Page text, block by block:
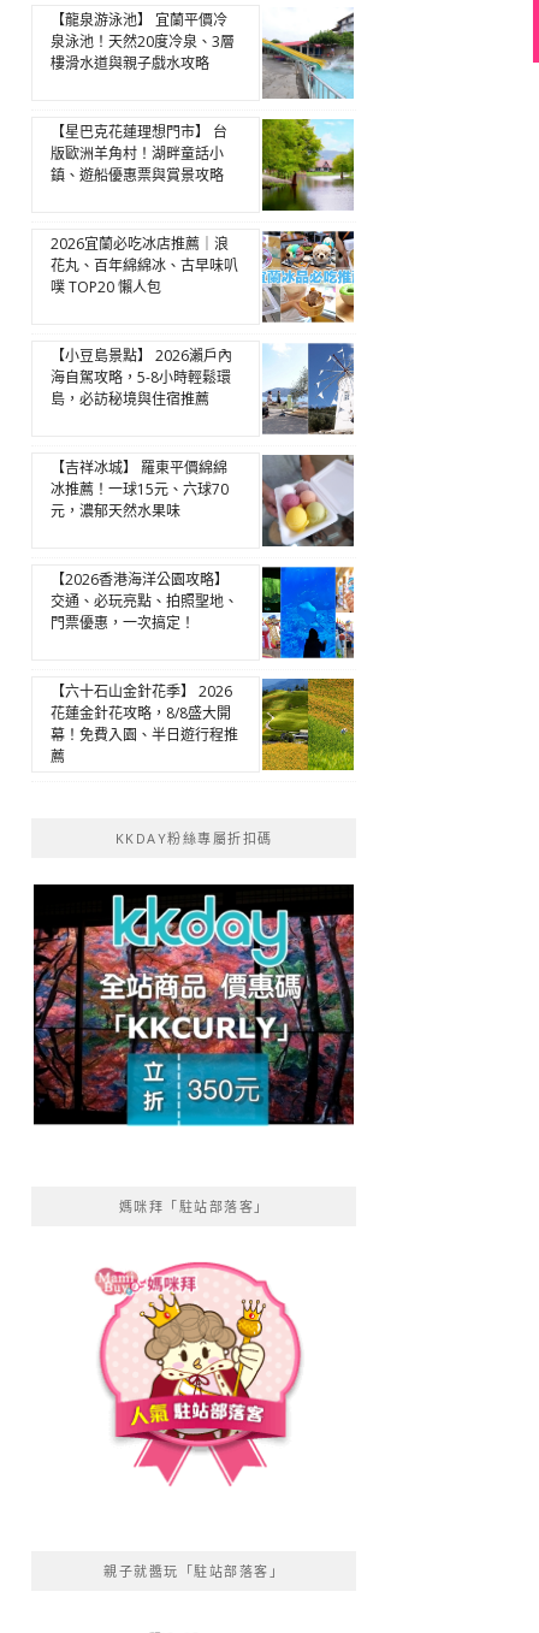
【龍泉游泳池】 宜蘭平價冷
泉泳池！天然20度冷泉、3層
樓滑水道與親子戲水攻略
【星巴克花蓮理想門市】 台
版歐洲羊角村！湖畔童話小
鎮、遊船優惠票與賞景攻略
2026宜蘭必吃冰店推薦｜浪
花丸、百年綿綿冰、古早味叭
噗 TOP20 懶人包
【小豆島景點】 2026瀨戶內
海自駕攻略，5-8小時輕鬆環
島，必訪秘境與住宿推薦
【吉祥冰城】 羅東平價綿綿
冰推薦！一球15元、六球70
元，濃郁天然水果味
【2026香港海洋公園攻略】
交通、必玩亮點、拍照聖地、
門票優惠，一次搞定！
【六十石山金針花季】 2026
花蓮金針花攻略，8/8盛大開
幕！免費入園、半日遊行程推
薦
KKDAY粉絲專屬折扣碼
媽咪拜「駐站部落客」
親子就醬玩「駐站部落客」